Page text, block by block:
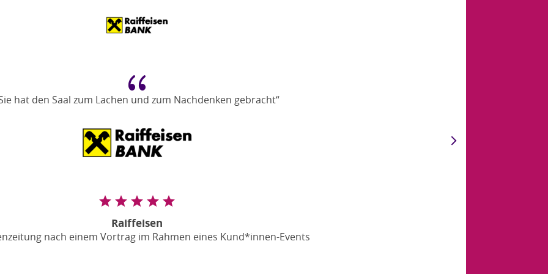
{
hat den Saal zum Lachen und zum Nachdenken gebracht“
Raiffeisen
nach einem Vortrag im Rahmen eines Kund*innen-Events